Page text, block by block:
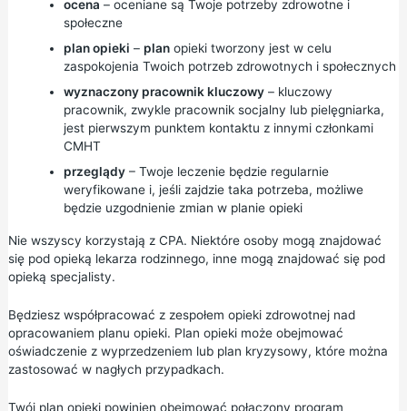
ocena – oceniane są Twoje potrzeby zdrowotne i
społeczne
plan opieki – planopieki tworzony jest w celu
zaspokojenia Twoich potrzeb zdrowotnych i społecznych
wyznaczony pracownik kluczowy– kluczowy
pracownik, zwykle pracownik socjalny lub pielęgniarka,
jest pierwszym punktem kontaktu z innymi członkami
CMHT
przeglądy– Twoje leczenie będzie regularnie
weryfikowane i, jeśli zajdzie taka potrzeba, możliwe
będzie uzgodnienie zmian w planie opieki
Nie wszyscy korzystają z CPA. Niektóre osoby mogą znajdować
się pod opieką lekarza rodzinnego, inne mogą znajdować się pod
opieką specjalisty.
Będziesz współpracować z zespołem opieki zdrowotnej nad
opracowaniem planu opieki. Plan opieki może obejmować
oświadczenie z wyprzedzeniem lub plan kryzysowy, które można
zastosować w nagłych przypadkach.
Twój plan opieki powinien obejmować połączony program